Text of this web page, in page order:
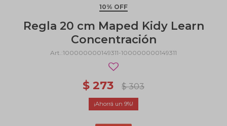
10% OFF
Regla 20 cm Maped Kidy Learn
Concentración
100000000149311-100000000149311
$ 273 $ 303
9